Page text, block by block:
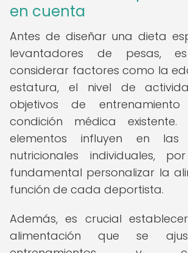
en cuenta
Antes de diseñar una dieta
levantadores de pesas,
considerar factores como la
estatura, el nivel de
objetivos de
condición médica existente.
elementos influyen en las
nutricionales individuales,
fundamental personalizar la
función de cada deportista.
Además, es crucial
alimentación que se